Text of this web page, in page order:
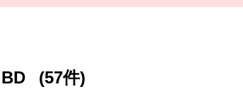
ASOBI STAGE
マジック
ラブライブ！サンシャイン‼
(57件)